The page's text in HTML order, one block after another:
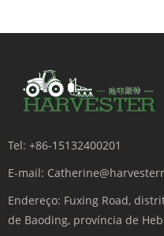
Tel: +86-15132400201
E-mail:
Endereço: Fuxing Road,
de Baoding, província de